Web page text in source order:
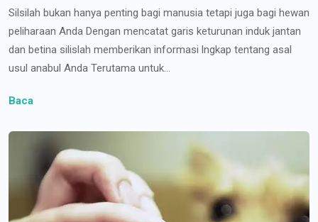
Silsilah bukan hanya penting bagi manusia tetapi juga bagi hewan
peliharaan Anda Dengan mencatat garis keturunan induk jantan
dan betina silislah memberikan informasi lngkap tentang asal
usul anabul Anda Terutama untuk...
Baca